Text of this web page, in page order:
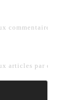
commentaires par e-
articles par e-mail.